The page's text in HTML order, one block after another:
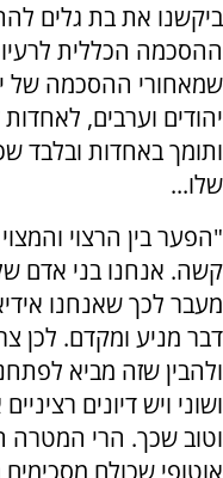
ביקשנו את בת גלים
ההסכמה הכללית
שמאחורי ההסכמה של
יהודים וערבים,
ותומך באחדות ובלבד
שלו...
"הפער בין הרצוי
קשה. אנחנו בני אדם
מעבר לכך שאנחנו
דבר מניע ומקדם. לכן
ולהבין שזה מביא
ושוני ויש דיונים
וטוב שכך. הרי המטרה